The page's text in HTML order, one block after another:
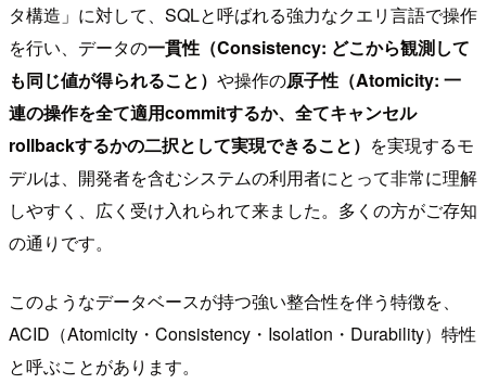
タ構造」に対して、SQLと呼ばれる強力なクエリ言語で操作
を行い、データの一貫性（Consistency: どこから観測して
も同じ値が得られること） や操作の原子性（Atomicity: 一
連の操作を全て適用commitするか、全てキャンセル
rollbackするかの二択として実現できること） を実現するモ
デルは、開発者を含むシステムの利用者にとって非常に理解
しやすく、広く受け入れられて来ました。多くの方がご存知
の通りです。
このようなデータベースが持つ強い整合性を伴う特徴を、
ACID（Atomicity・Consistency・Isolation・Durability）特性
と呼ぶことがあります。